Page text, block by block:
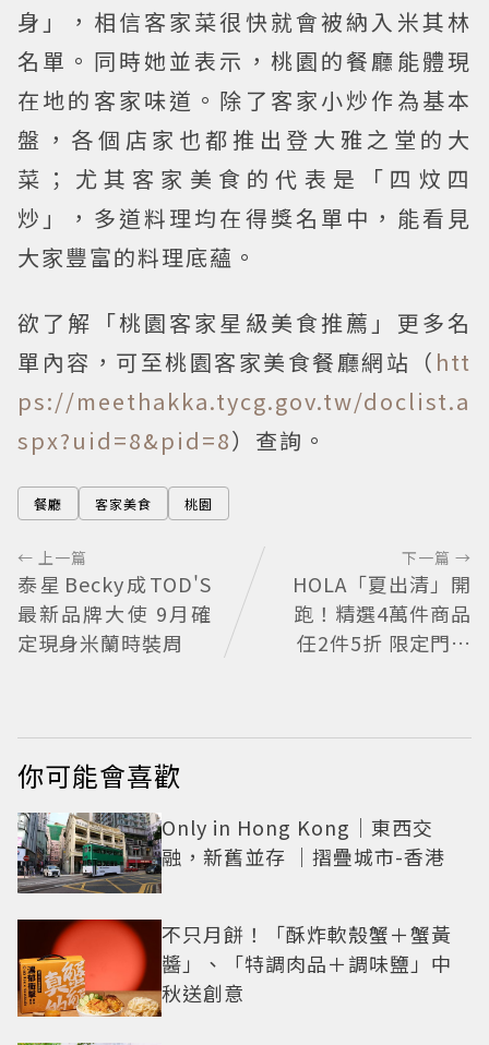
身」，相信客家菜很快就會被納入米其林
名單。同時她並表示，桃園的餐廳能體現
在地的客家味道。除了客家小炒作為基本
盤，各個店家也都推出登大雅之堂的大
菜；尤其客家美食的代表是「四炆四
炒」，多道料理均在得獎名單中，能看見
大家豐富的料理底蘊。
欲了解「桃園客家星級美食推薦」更多名
單內容，可至桃園客家美食餐廳網站（ htt
ps://meethakka.tycg.gov.tw/doclist.a
spx?uid=8&pid=8）查詢。
餐廳 客家美食 桃園
← 上一篇
泰星Becky成TOD'S
最新品牌大使 9月確
定現身米蘭時裝周
下一篇 →
HOLA「夏出清」開
跑！精選4萬件商品
任2件5折 限定門市
你可能會喜歡
Only in Hong Kong｜東西交
融，新舊並存 ｜摺疊城市-香港
不只月餅！「酥炸軟殼蟹＋蟹黃
醬」、「特調肉品＋調味鹽」中
秋送創意